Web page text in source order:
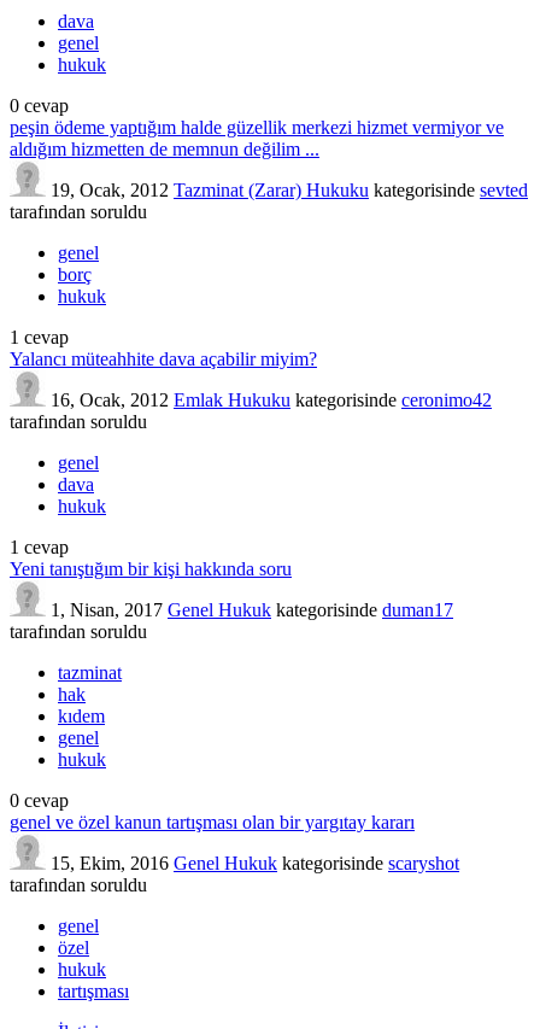
dava
genel
hukuk
0 cevap
peşin ödeme yaptığım halde güzellik merkezi hizmet vermiyor ve
aldığım hizmetten de memnun değilim ...
19, Ocak, 2012 Tazminat (Zarar) Hukuku kategorisinde sevted
tarafından soruldu
genel
borç
hukuk
1 cevap
Yalancı müteahhite dava açabilir miyim?
16, Ocak, 2012 Emlak Hukuku kategorisinde ceronimo42
tarafından soruldu
genel
dava
hukuk
1 cevap
Yeni tanıştığım bir kişi hakkında soru
1, Nisan, 2017 Genel Hukuk kategorisinde duman17
tarafından soruldu
tazminat
hak
kıdem
genel
hukuk
0 cevap
genel ve özel kanun tartışması olan bir yargıtay kararı
15, Ekim, 2016 Genel Hukuk kategorisinde scaryshot
tarafından soruldu
genel
özel
hukuk
tartışması